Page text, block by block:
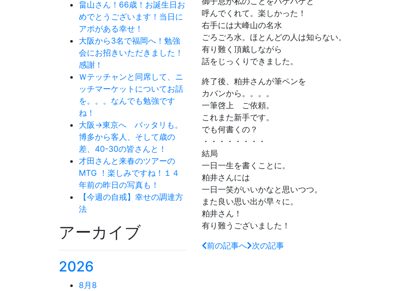
呼んでくれて。楽しかった！
右手には大峰山の名水
ごろごろ水。ほとんどの人は知らない。
有り難く頂戴しながら
話をじっくりできました。
終了後、粕井さんが筆ペンを
カバンから。。。。
一筆啓上 ご依頼。
これまた新手です。
でも何書くの？
・・・・・・・・
結局
一日一生を書くことに。
粕井さんには
一日一笑がいいかなと思いつつ。
また良い思い出が早々に。
粕井さん！
有り難うございました！
前の記事へ 次の記事
畠山さん！66歳！お誕生日お
めでとうございます！当日に
アポがある幸せ！
大阪から3名で福岡へ！勉強
会にお招きいただきました！
感謝！
Ｗテッチャンと同席して、ニ
ッチマーケットについてお話
を。。。なんでも勉強です
ね！
大阪→東京へ バッタリも。
博多から客人、そして歳の
差、40-30の皆さんと！
才田さんと来春のツアーの
MTG ！楽しみですね！１４
年前の昨日の写真も！
【今週の自戒】幸せの調達方
法
アーカイブ
2026
8月 8